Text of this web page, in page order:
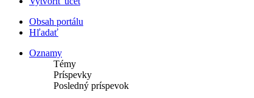
Obsah portálu
Hľadať
Oznamy
Témy
Príspevky
Posledný príspevok